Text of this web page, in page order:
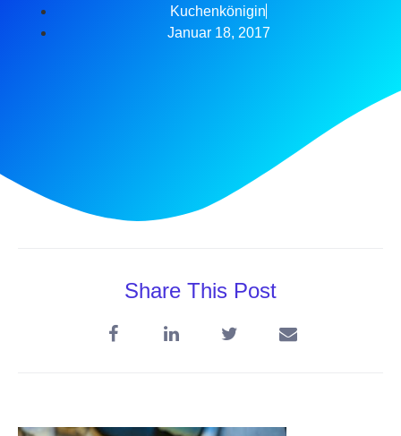
Kuchenkönigin
Januar 18, 2017
Share This Post